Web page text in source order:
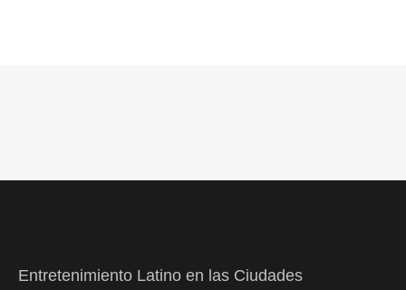
Entretenimiento Latino en las Ciudades